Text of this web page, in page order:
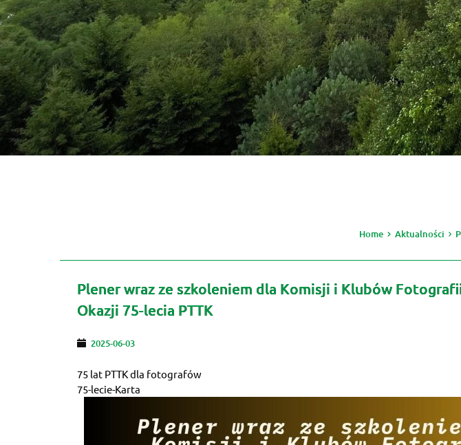
Home Aktualności
Plener wraz ze szkoleniem dla Komisji i Klubów
Okazji 75-lecia PTTK
2025-06-03
75 lat PTTK dla fotografów
75-lecie-Karta